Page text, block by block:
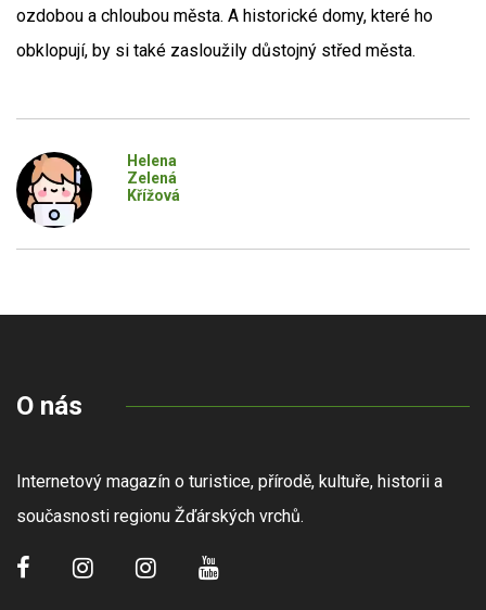
ozdobou a chloubou města. A historické domy, které ho
obklopují, by si také zasloužily důstojný střed města.
Helena
Zelená
Křížová
O nás
Internetový magazín o turistice, přírodě, kultuře, historii a
současnosti regionu Žďárských vrchů.